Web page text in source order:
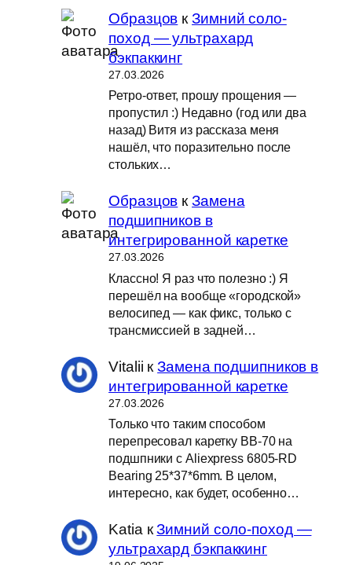
Образцов кЗимний соло-
поход — ультрахард
бэкпаккинг
27.03.2026
Ретро-ответ, прошу прощения —
пропустил :) Недавно (год или два
назад) Витя из рассказа меня
нашёл, что поразительно после
стольких…
Образцов кЗамена
подшипников в
интегрированной каретке
27.03.2026
Классно! Я раз что полезно :) Я
перешёл на вообще «городской»
велосипед — как фикс, только с
трансмиссией в задней…
Vitalii кЗамена подшипников в
интегрированной каретке
27.03.2026
Только что таким способом
перепресовал каретку BB-70 на
подшпники с Aliexpress 6805-RD
Bearing 25*37*6mm. В целом,
интересно, как будет, особенно…
Katia кЗимний соло-поход —
ультрахард бэкпаккинг